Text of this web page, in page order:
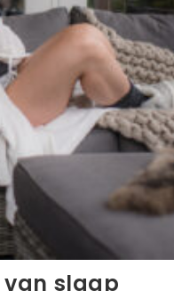
slaap